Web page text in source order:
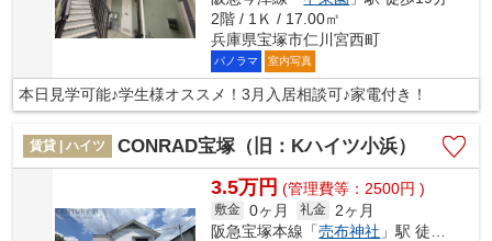
2階 / 1Ｋ / 17.00㎡
兵庫県宝塚市仁川宮西町
パノラマ 室内写真
本日見学可能♪学生様オススメ！3月入居相談可♪家電付き！
賃貸 | ハイツ CONRAD宝塚（旧：Kハイツ小浜）
3.5万円 (管理費等：2500円 )
敷金 0ヶ月 礼金
2ヶ月
阪急宝塚本線「売布神社 」駅 徒歩16分